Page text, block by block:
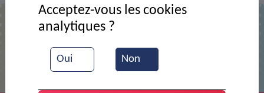
Classe cm1 de l'école Voltaire
Oui Non
Acceptez-vous les cookies
analytiques ?